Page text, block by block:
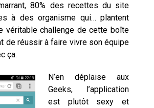
80% des recettes du site
à des organisme qui… plantent
véritable challenge de cette boîte
de réussir à faire vivre son équipe
ça.
N’en déplaise aux
Geeks, l’application
est plutôt sexy et